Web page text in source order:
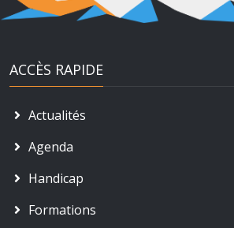
ACCÈS RAPIDE
Actualités
Agenda
Handicap
Formations